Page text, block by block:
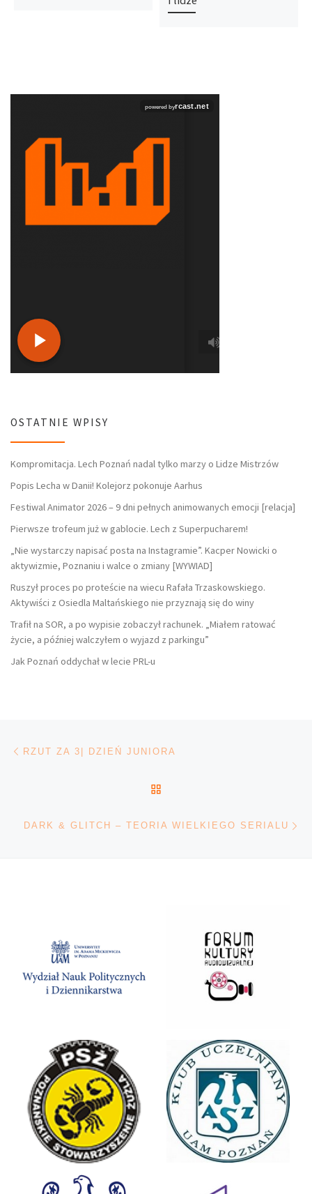
OSTATNIE WPISY
Kompromitacja. Lech Poznań nadal tylko marzy o Lidze Mistrzów
Popis Lecha w Danii! Kolejorz pokonuje Aarhus
Festiwal Animator 2026 – 9 dni pełnych animowanych emocji [relacja]
Pierwsze trofeum już w gablocie. Lech z Superpucharem!
„Nie wystarczy napisać posta na Instagramie”. Kacper Nowicki o
aktywizmie, Poznaniu i walce o zmiany [WYWIAD]
Ruszył proces po proteście na wiecu Rafała Trzaskowskiego.
Aktywiści z Osiedla Maltańskiego nie przyznają się do winy
Trafił na SOR, a po wypisie zobaczył rachunek. „Miałem ratować
życie, a później walczyłem o wyjazd z parkingu”
Jak Poznań oddychał w lecie PRL-u
Nawigacja wpisu
RZUT ZA 3| DZIEŃ JUNIORA
DARK & GLITCH – TEORIA WIELKIEGO SERIALU